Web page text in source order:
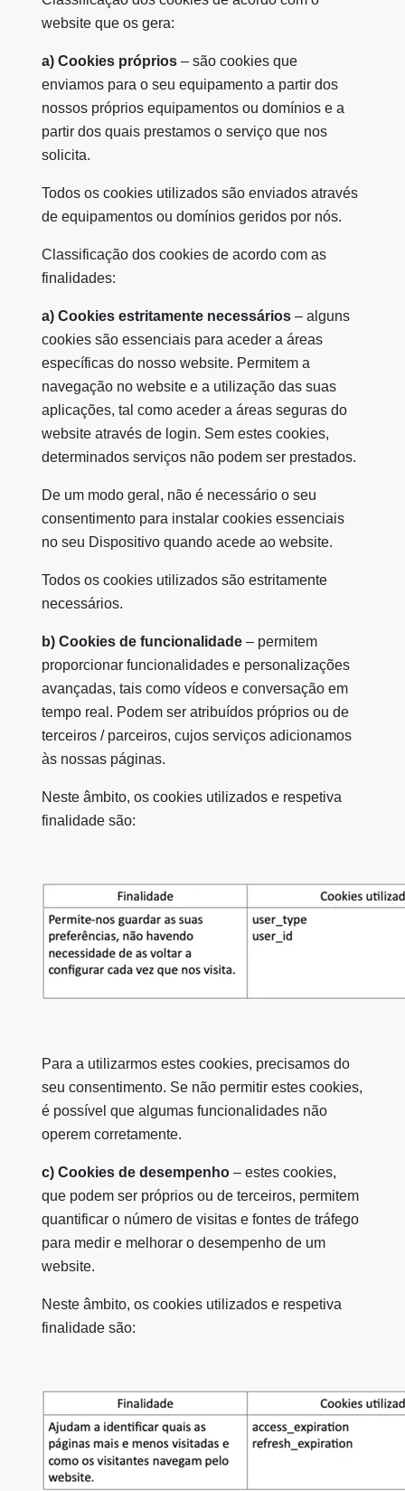
website que os gera:
a) Cookies próprios – são cookies que
enviamos para o seu equipamento a partir dos
nossos próprios equipamentos ou domínios e a
partir dos quais prestamos o serviço que nos
solicita.
Todos os cookies utilizados são enviados através
de equipamentos ou domínios geridos por nós.
Classificação dos cookies de acordo com as
finalidades:
a) Cookies estritamente necessários – alguns
cookies são essenciais para aceder a áreas
específicas do nosso website. Permitem a
navegação no website e a utilização das suas
aplicações, tal como aceder a áreas seguras do
website através de login. Sem estes cookies,
determinados serviços não podem ser prestados.
De um modo geral, não é necessário o seu
consentimento para instalar cookies essenciais
no seu Dispositivo quando acede ao website.
Todos os cookies utilizados são estritamente
necessários.
b) Cookies de funcionalidade – permitem
proporcionar funcionalidades e personalizações
avançadas, tais como vídeos e conversação em
tempo real. Podem ser atribuídos próprios ou de
terceiros / parceiros, cujos serviços adicionamos
às nossas páginas.
Neste âmbito, os cookies utilizados e respetiva
finalidade são:
Para a utilizarmos estes cookies, precisamos do
seu consentimento. Se não permitir estes cookies,
é possível que algumas funcionalidades não
operem corretamente.
c) Cookies de desempenho – estes cookies,
que podem ser próprios ou de terceiros, permitem
quantificar o número de visitas e fontes de tráfego
para medir e melhorar o desempenho de um
website.
Neste âmbito, os cookies utilizados e respetiva
finalidade são: